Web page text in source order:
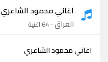
اغاني محمود الشاعري
العراق- 64 اغنية
اغاني محمود الشاعري